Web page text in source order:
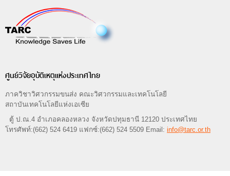
ศูนย์วิจัยอุบัติเหตุแห่งประเทศไทย
ภาควิชาวิศวกรรมขนส่ง คณะวิศวกรรมและเทคโนโลยี
สถาบันเทคโนโลยีแห่งเอเซีย
ตู้ ป.ณ.4 อำเภอคลองหลวง จังหวัดปทุมธานี 12120 ประเทศไทย
โทรศัพท์:(662) 524 6419 แฟกซ์:(662) 524 5509 Email: info@tarc.or.th